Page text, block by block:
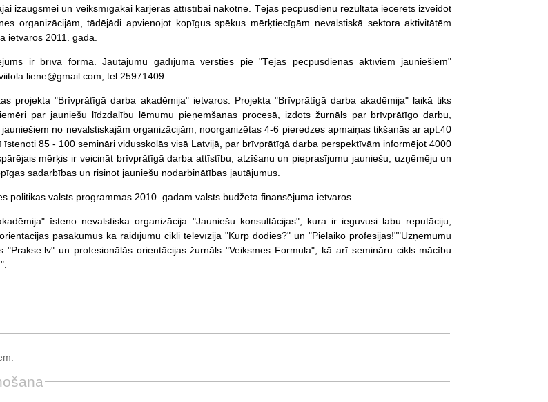
izaugsmei un veiksmīgākai karjeras attīstībai nākotnē. Tējas pēcpusdienu rezultātā iecerēts izveidot
organizācijām, tādējādi apvienojot kopīgus spēkus mērķtiecīgām nevalstiskā sektora aktivitātēm
ietvaros 2011. gadā.
ir brīvā formā. Jautājumu gadījumā vērsties pie "Tējas pēcpusdienas aktīviem jauniešiem"
tel.25971409.
projekta "Brīvprātīgā darba akadēmija" ietvaros. Projekta "Brīvprātīgā darba akadēmija" laikā tiks
par jauniešu līdzdalību lēmumu pieņemšanas procesā, izdots žurnāls par brīvprātīgo darbu,
no nevalstiskajām organizācijām, noorganizētas 4-6 pieredzes apmaiņas tikšanās ar apt.40
85 - 100 semināri vidusskolās visā Latvijā, par brīvprātīgā darba perspektīvām informējot 4000
mērķis ir veicināt brīvprātīgā darba attīstību, atzīšanu un pieprasījumu jauniešu, uzņēmēju un
sadarbības un risinot jauniešu nodarbinātības jautājumus.
politikas valsts programmas 2010. gadam valsts budžeta finansējuma ietvaros.
īsteno nevalstiska organizācija "Jauniešu konsultācijas", kura ir ieguvusi labu reputāciju,
pasākumus kā raidījumu cikli televīzijā "Kurp dodies?" un "Pielaiko profesijas!""Uzņēmumu
"Prakse.lv" un profesionālās orientācijas žurnāls "Veiksmes Formula", kā arī semināru cikls mācību